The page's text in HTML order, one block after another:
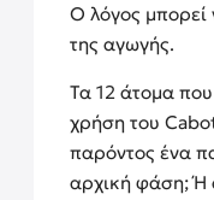
Ο λόγος μπορεί
της αγωγής.
Τα 12 άτομα
χρήση του
παρόντος ένα
αρχική φάση; Ή